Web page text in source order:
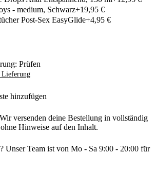
- medium, Schwarz+19,95 €
Post-Sex EasyGlide+4,95 €
Prüfen
Lieferung
hinzufügen
Wir versenden deine Bestellung in vollständig
Hinweise auf den Inhalt.
Unser Team ist von Mo - Sa 9:00 - 20:00 für